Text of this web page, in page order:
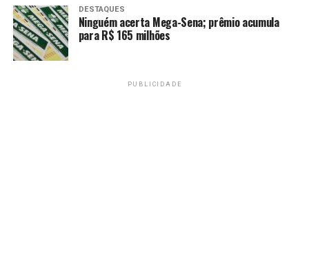
DESTAQUES
Ninguém acerta Mega-Sena; prêmio acumula
para R$ 165 milhões
PUBLICIDADE